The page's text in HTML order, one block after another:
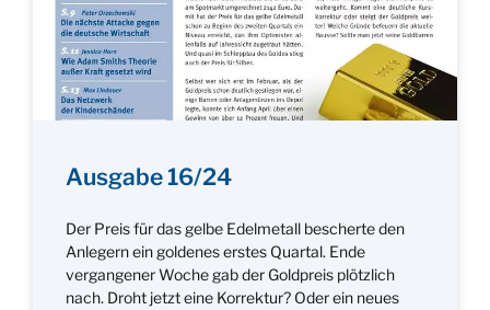
Ausgabe 16/24
Der Preis für das gelbe Edelmetall bescherte den
Anlegern ein goldenes erstes Quartal. Ende
vergangener Woche gab der Goldpreis plötzlich
nach. Droht jetzt eine Korrektur? Oder ein neues